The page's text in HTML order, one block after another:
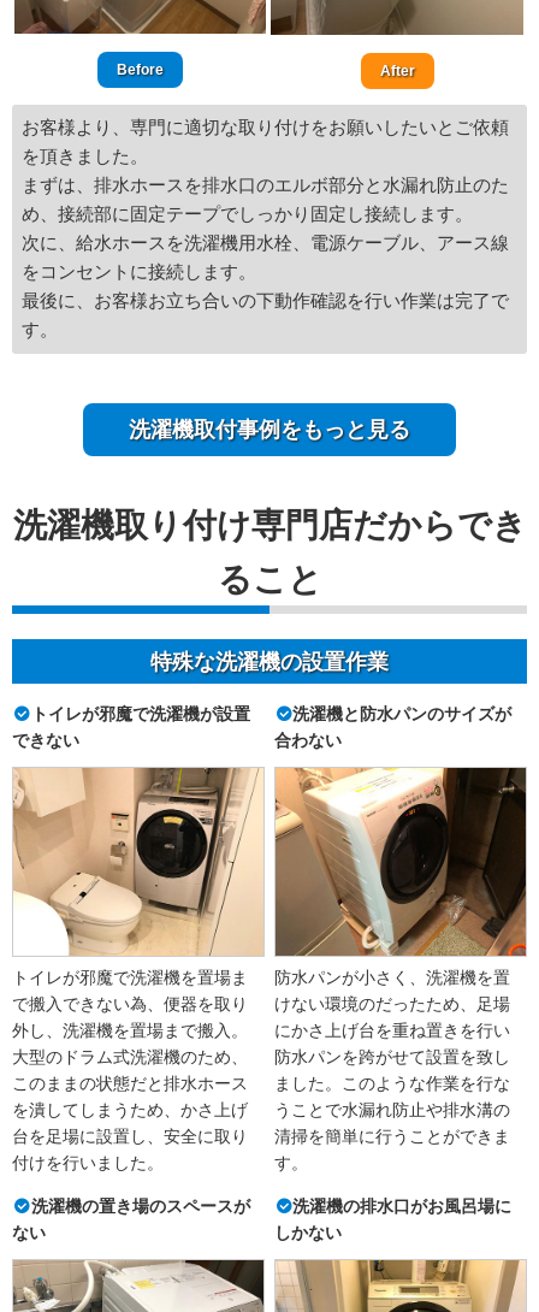
Before After
お客様より、専門に適切な取り付けをお願いしたいとご依頼
を頂きました。
まずは、排水ホースを排水口のエルボ部分と水漏れ防止のた
め、接続部に固定テープでしっかり固定し接続します。
次に、給水ホースを洗濯機用水栓、電源ケーブル、アース線
をコンセントに接続します。
最後に、お客様お立ち合いの下動作確認を行い作業は完了で
す。
洗濯機取付事例をもっと見る
洗濯機取り付け専門店だからでき
ること
特殊な洗濯機の設置作業
トイレが邪魔で洗濯機が設置
できない
トイレが邪魔で洗濯機を置場ま
で搬入できない為、便器を取り
外し、洗濯機を置場まで搬入。
大型のドラム式洗濯機のため、
このままの状態だと排水ホース
を潰してしまうため、かさ上げ
台を足場に設置し、安全に取り
付けを行いました。
洗濯機と防水パンのサイズが
合わない
防水パンが小さく、洗濯機を置
けない環境のだったため、足場
にかさ上げ台を重ね置きを行い
防水パンを跨がせて設置を致し
ました。このような作業を行な
うことで水漏れ防止や排水溝の
清掃を簡単に行うことができま
す。
洗濯機の置き場のスペースが
ない
洗濯機の排水口がお風呂場に
しかない